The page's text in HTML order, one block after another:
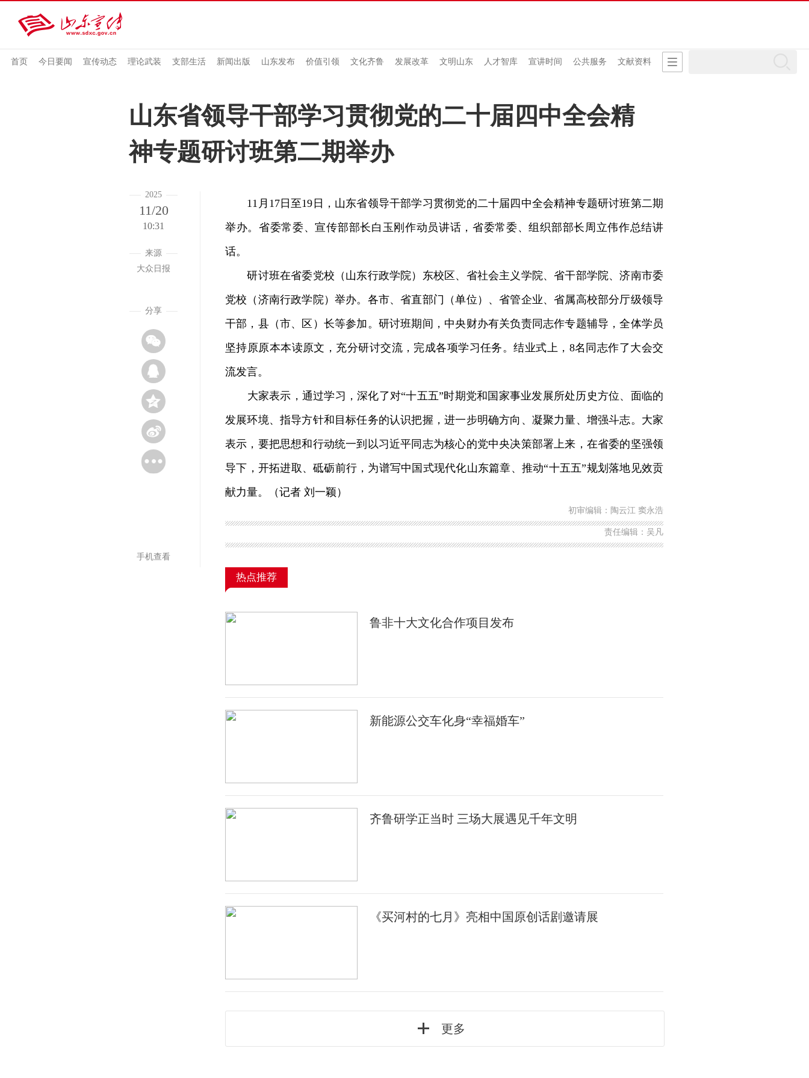
首页 今日要闻 宣传动态 理论武装 支部生活 新闻出版 山东发布 价值引领 文化齐鲁 发展改革 文明山东 人才智库 宣讲时间 公共服务 文献资料
山东省领导干部学习贯彻党的二十届四中全会精
神专题研讨班第二期举办
2025
11/20
10:31
来源
大众日报
分享
手机查看
11月17日至19日，山东省领导干部学习贯彻党的二十届四中全会精神专题研讨班第二期
举办。省委常委、宣传部部长白玉刚作动员讲话，省委常委、组织部部长周立伟作总结讲
话。
研讨班在省委党校（山东行政学院）东校区、省社会主义学院、省干部学院、济南市委
党校（济南行政学院）举办。各市、省直部门（单位）、省管企业、省属高校部分厅级领导
干部，县（市、区）长等参加。研讨班期间，中央财办有关负责同志作专题辅导，全体学员
坚持原原本本读原文，充分研讨交流，完成各项学习任务。结业式上，8名同志作了大会交
流发言。
大家表示，通过学习，深化了对“十五五”时期党和国家事业发展所处历史方位、面临的
发展环境、指导方针和目标任务的认识把握，进一步明确方向、凝聚力量、增强斗志。大家
表示，要把思想和行动统一到以习近平同志为核心的党中央决策部署上来，在省委的坚强领
导下，开拓进取、砥砺前行，为谱写中国式现代化山东篇章、推动“十五五”规划落地见效贡
献力量。（记者 刘一颖）
初审编辑：陶云江 窦永浩
责任编辑：吴凡
热点推荐
鲁非十大文化合作项目发布
新能源公交车化身“幸福婚车”
齐鲁研学正当时 三场大展遇见千年文明
《买河村的七月》亮相中国原创话剧邀请展
更多